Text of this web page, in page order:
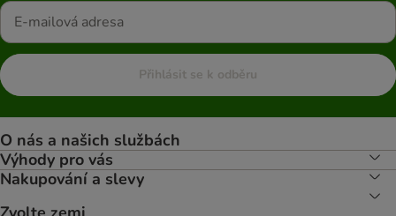
Přihlásit se k odběru
O nás a našich službách
Výhody pro vás
Nakupování a slevy